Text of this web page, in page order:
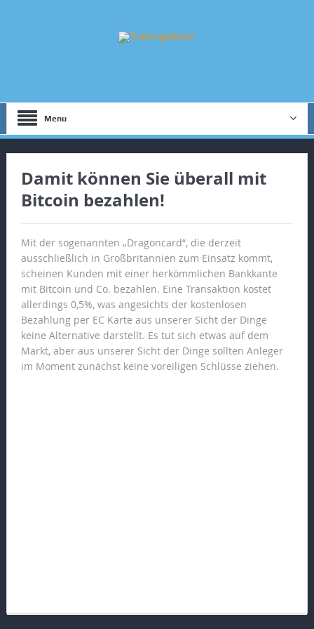
Menu
Damit können Sie überall mit
Bitcoin bezahlen!
Mit der sogenannten „Dragoncard“, die derzeit
ausschließlich in Großbritannien zum Einsatz kommt,
scheinen Kunden mit einer herkömmlichen Bankkante
mit Bitcoin und Co. bezahlen. Eine Transaktion kostet
allerdings 0,5%, was angesichts der kostenlosen
Bezahlung per EC Karte aus unserer Sicht der Dinge
keine Alternative darstellt. Es tut sich etwas auf dem
Markt, aber aus unserer Sicht der Dinge sollten Anleger
im Moment zunächst keine voreiligen Schlüsse ziehen.